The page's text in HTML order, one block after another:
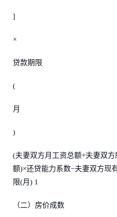
]
×
贷款期限
(
月
)
(夫妻双方月工资总额+夫妻双
额)×还贷能力系数−夫妻双方现
限(月) 1
（二）房价成数